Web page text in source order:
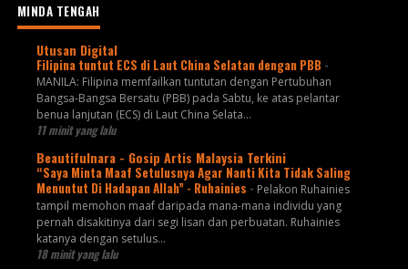
MINDA TENGAH
Utusan Digital
Filipina tuntut ECS di Laut China Selatan dengan PBB -
MANILA: Filipina memfailkan tuntutan dengan Pertubuhan
Bangsa-Bangsa Bersatu (PBB) pada Sabtu, ke atas pelantar
benua lanjutan (ECS) di Laut China Selata...
11 minit yang lalu
Beautifulnara - Gosip Artis Malaysia Terkini
“Saya Minta Maaf Setulusnya Agar Nanti Kita Tidak Saling
Menuntut Di Hadapan Allah” - Ruhainies - Pelakon Ruhainies
tampil memohon maaf daripada mana-mana individu yang
pernah disakitinya dari segi lisan dan perbuatan. Ruhainies
katanya dengan setulus...
18 minit yang lalu